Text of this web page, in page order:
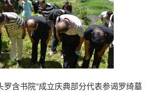
罗含书院”成立庆典部分代表参谒罗绮墓